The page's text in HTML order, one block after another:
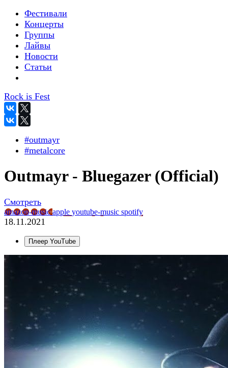
Фестивали
Концерты
Группы
Лайвы
Новости
Статьи
Rock is Fest
#outmayr
#metalcore
Outmayr - Bluegazer (Official)
Смотреть
amazon-musicapple youtube-music spotify
18.11.2021
Плеер YouTube